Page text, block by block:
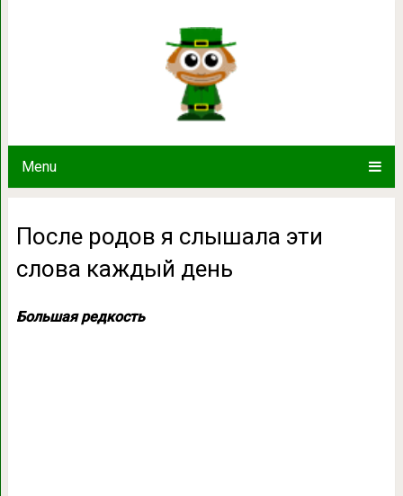
Menu
После родов я слышала
После родов я слышала эти
слова каждый день
Большая редкость